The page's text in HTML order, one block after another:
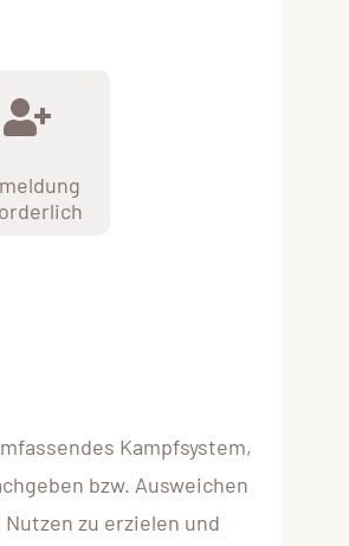
Kampfsystem,
bzw. Ausweichen
zu erzielen und